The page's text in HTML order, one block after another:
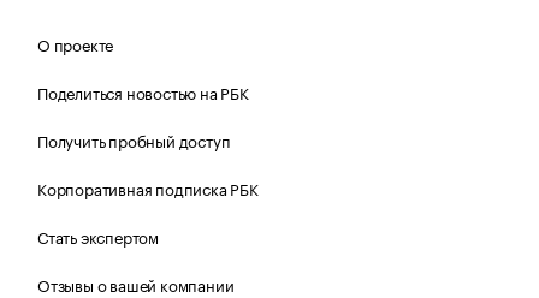
О проекте
Поделиться новостью на РБК
Получить пробный доступ
Корпоративная подписка РБК
Стать экспертом
Отзывы о вашей компании